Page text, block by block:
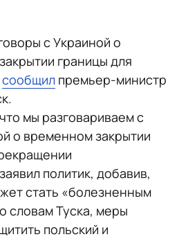
с Украиной о
границы для
сообщил премьер-министр
мы разговариваем с
о временном закрытии
политик, добавив,
стать «болезненным
словам Туска, меры
польский и